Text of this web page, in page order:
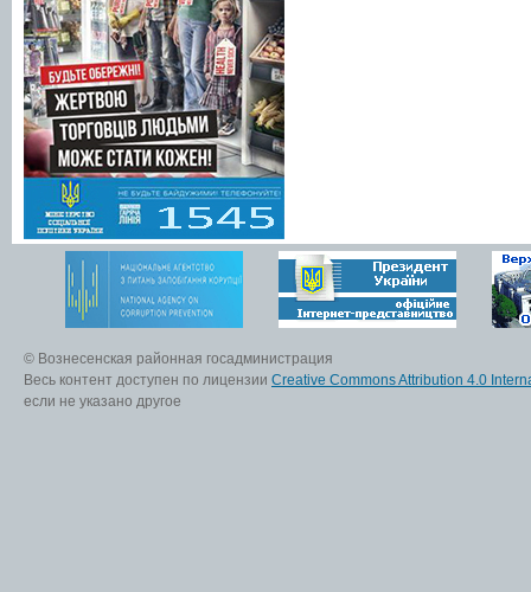
© Вознесенская районная госадминистрация
Весь контент доступен по лицензии Creative Commons Attribution 4.0
если не указано другое